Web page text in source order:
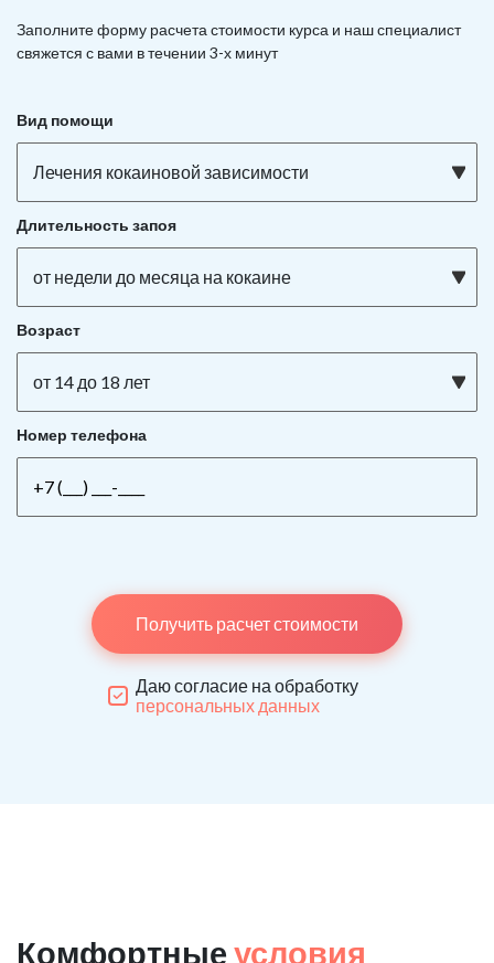
Заполните форму расчета стоимости курса и наш специалист
свяжется с вами в течении 3-х минут
Вид помощи
Лечения кокаиновой зависимости
Длительность запоя
от недели до месяца на кокаине
Возраст
от 14 до 18 лет
Номер телефона
Получить расчет стоимости
Даю согласие на обработку
персональных данных
Комфортные условия